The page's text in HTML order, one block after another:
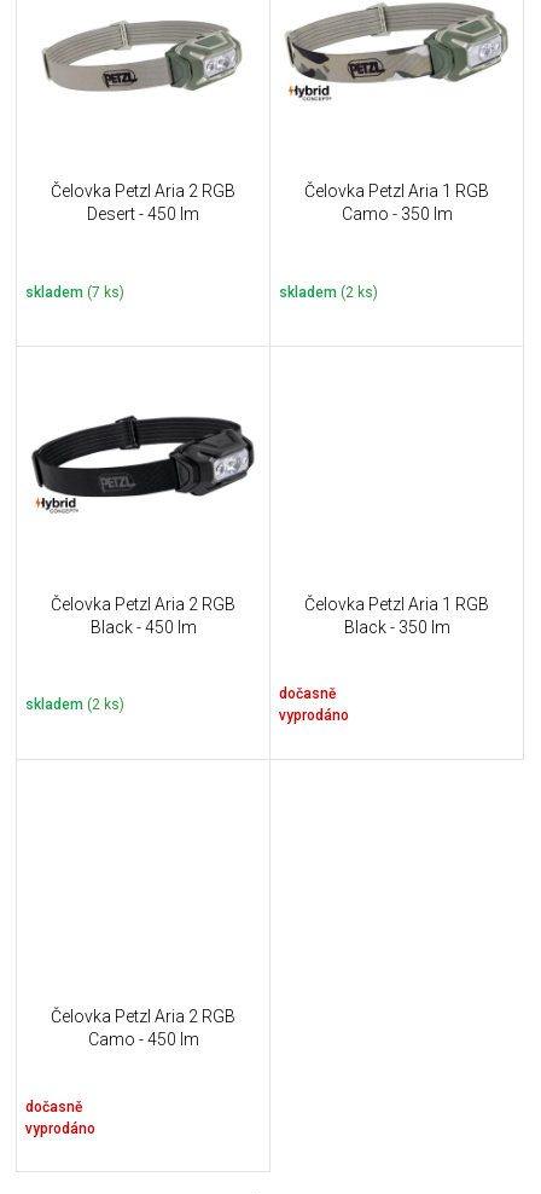
Čelovka Petzl Aria 2 RGB
Desert - 450 lm
skladem (7 ks)
Čelovka Petzl Aria 1 RGB
Camo - 350 lm
skladem (2 ks)
Čelovka Petzl Aria 2 RGB
Black - 450 lm
skladem (2 ks)
Čelovka Petzl Aria 1 RGB
Black - 350 lm
dočasně
vyprodáno
Čelovka Petzl Aria 2 RGB
Camo - 450 lm
dočasně
vyprodáno